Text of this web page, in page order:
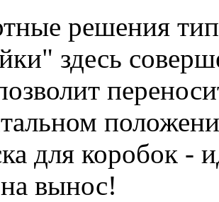
решения
здесь
для коробок -
вынос!